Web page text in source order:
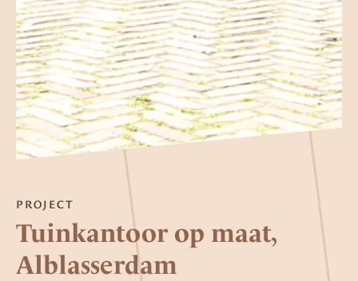
PROJECT
Tuinkantoor op maat,
Alblasserdam